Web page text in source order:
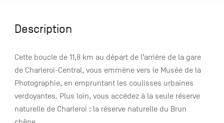
Description
Cette boucle de 11,8 km au départ de l’arrière de la gare
de Charleroi-Central, vous emmène vers le Musée de la
Photographie, en empruntant les coulisses urbaines
verdoyantes. Plus loin, vous accédez à la seule réserve
naturelle de Charleroi : la réserve naturelle du Brun